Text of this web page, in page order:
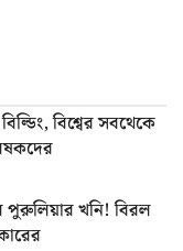
বিশ্বের সবথেকে
পুরুলিয়ার খনি! বিরল